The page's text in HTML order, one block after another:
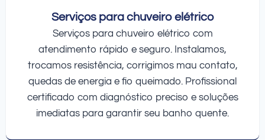
Serviços para chuveiro elétrico
Serviços para chuveiro elétrico com
atendimento rápido e seguro. Instalamos,
trocamos resistência, corrigimos mau contato,
quedas de energia e fio queimado. Profissional
certificado com diagnóstico preciso e soluções
imediatas para garantir seu banho quente.